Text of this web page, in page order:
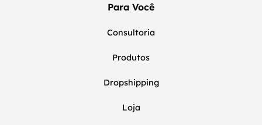
Para Você
Consultoria
Produtos
Dropshipping
Loja